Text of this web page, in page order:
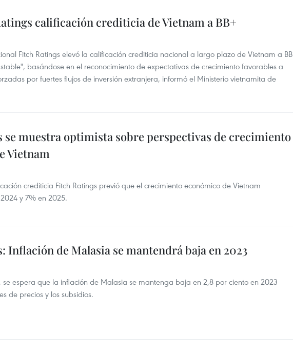
calificación crediticia de Vietnam a BB+
Fitch Ratings elevó la calificación crediticia nacional a largo plazo de Vietnam a BB
basándose en el reconocimiento de expectativas de crecimiento favorables a
por fuertes flujos de inversión extranjera, informó el Ministerio vietnamita de
se muestra optimista sobre perspectivas de crecimiento
Vietnam
crediticia Fitch Ratings previó que el crecimiento económico de Vietnam
y 7% en 2025.
Inflación de Malasia se mantendrá baja en 2023
se espera que la inflación de Malasia se mantenga baja en 2,8 por ciento en 2023
de precios y los subsidios.